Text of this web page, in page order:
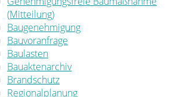
(Mitteilung)
Baugenehmigung
Bauvoranfrage
Baulasten
Bauaktenarchiv
Brandschutz
Regionalplanung